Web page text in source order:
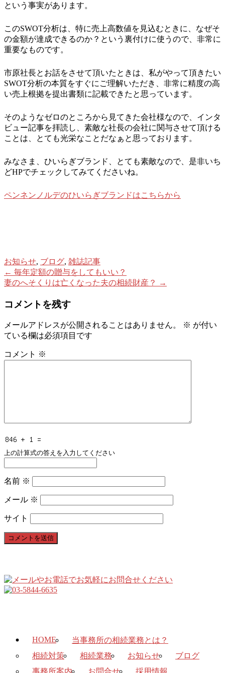
という事実があります。
このSWOT分析は、特に売上高数値を見込むときに、なぜそ
の金額が達成できるのか？という裏付けに使うので、非常に
重要なものです。
市原社長とお話をさせて頂いたときは、私がやって頂きたい
SWOT分析の本質をすぐにご理解いただき、非常に精度の高
い売上根拠を提出書類に記載できたと思っています。
そのようなゼロのところから見てきた会社様なので、インタ
ビュー記事を拝読し、素敵な社長の会社に関与させて頂ける
ことは、とても光栄なことだなぁと思っております。
みなさま、ひいらぎブランド、とても素敵なので、是非いち
どHPでチェックしてみてくださいね。
ペンネンノルデのひいらぎブランドはこちらから
お知らせ, ブログ, 雑誌記事
Post
navigation
← 毎年定額の贈与をしてもいい？
妻のへそくりは亡くなった夫の相続財産？
→
コメントを残す
メールアドレスが公開されることはありません。 ※ が付い
ている欄は必須項目です
コメント ※
上の計算式の答えを入力してください
名前 ※
メール ※
サイト
HOME
当事務所の相続業務とは？
相続対策
相続業務 お知らせ
ブログ